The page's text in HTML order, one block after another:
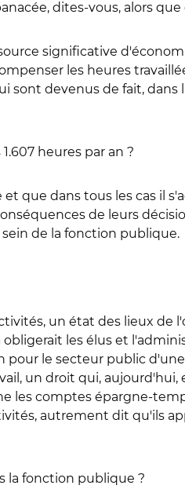
dites-vous, alors
significative
les heures
sont devenus de fait,
heures par an ?
que dans tous les cas il
de leurs
de la fonction publique.
un état des lieux de
les élus et
pour le secteur public
un droit qui,
les comptes épargne-
autrement dit qu'ils
la fonction publique ?